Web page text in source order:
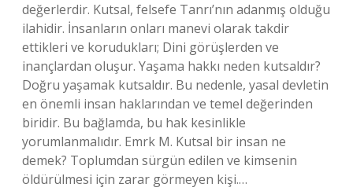
değerlerdir. Kutsal, felsefe Tanrı’nın adanmış olduğu
ilahidir. İnsanların onları manevi olarak takdir
ettikleri ve korudukları; Dini görüşlerden ve
inançlardan oluşur. Yaşama hakkı neden kutsaldır?
Doğru yaşamak kutsaldır. Bu nedenle, yasal devletin
en önemli insan haklarından ve temel değerinden
biridir. Bu bağlamda, bu hak kesinlikle
yorumlanmalıdır. Emrk M. Kutsal bir insan ne
demek? Toplumdan sürgün edilen ve kimsenin
öldürülmesi için zarar görmeyen kişi.…